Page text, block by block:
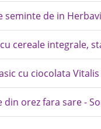
seminte de in
cereale integrale,
cu ciocolata
din orez fara sare -